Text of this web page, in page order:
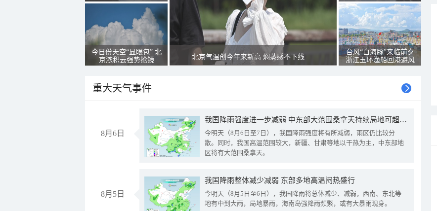
今日份天空“显眼包” 北
京浓积云强势抢镜
北京气温创今年来新高 焖蒸感不下线
台风“白海豚”来临前夕
浙江玉环渔船回港避风
重大天气事件
8月6日
我国降雨强度进一步减弱 中东部大范围桑拿天持续局地可超38℃
今明天（8月6日至7日），我国降雨强度将有所减弱，雨区仍比较分
散。同时，我国高温范围较大，新疆、甘肃等地以干热为主，中东部地
区将有大范围桑拿天。
8月5日
我国降雨整体减少减弱 东部多地高温闷热盛行
今明天（8月5日至6日），我国降雨将总体减少、减弱，西南、东北等
地有中到大雨，局地暴雨，海南岛强降雨频繁，或有大暴雨现身。